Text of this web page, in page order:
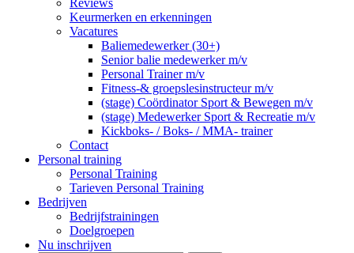
Reviews
Keurmerken en erkenningen
Vacatures
Baliemedewerker (30+)
Senior balie medewerker m/v
Personal Trainer m/v
Fitness-& groepslesinstructeur m/v
(stage) Coördinator Sport & Bewegen m/v
(stage) Medewerker Sport & Recreatie m/v
Kickboks- / Boks- / MMA- trainer
Contact
Personal training
Personal Training
Tarieven Personal Training
Bedrijven
Bedrijfstrainingen
Doelgroepen
Nu inschrijven